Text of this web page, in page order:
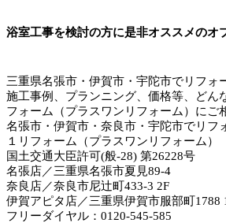
浴室工事を検討の方に是非オススメのオ
三重県名張市・伊賀市・宇陀市でリフォ
施工事例、プランニング、価格等、どん
フォーム（プラスワンリフォーム）にご
名張市・伊賀市・奈良市・宇陀市でリフ
１リフォーム（プラスワンリフォーム）
国土交通大臣許可(般-28) 第26228号
名張店／三重県名張市夏見89-4
奈良店／奈良市尼辻町433-3 2F
伊賀アピタ店／三重県伊賀市服部町1788
フリーダイヤル：0120-545-585